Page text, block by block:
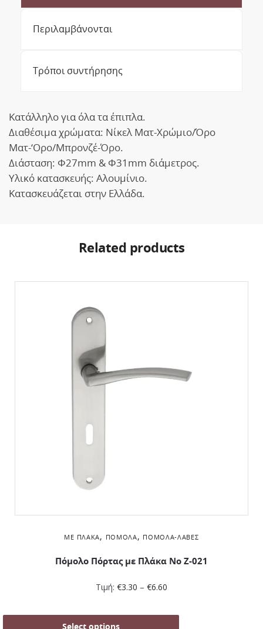
Περιλαμβάνονται
Τρόποι συντήρησης
Κατάλληλο για όλα τα έπιπλα.
Διαθέσιμα χρώματα: Νίκελ Ματ-Χρώμιο/Όρο
Ματ-‘Ορο/Μπρονζέ-Όρο.
Διάσταση: Φ27mm & Φ31mm διάμετρος.
Υλικό κατασκευής: Αλουμίνιο.
Κατασκευάζεται στην Ελλάδα.
Related products
ΜΕ ΠΛΆΚΑ, ΠΌΜΟΛΑ, ΠΌΜΟΛΑ-ΛΑΒΈΣ
Πόμολο Πόρτας με Πλάκα No Z-021
Τιμή: €3.30 – €6.60
Select options